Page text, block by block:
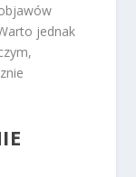
jednak